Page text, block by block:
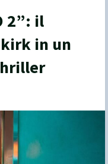
2”: il
in un